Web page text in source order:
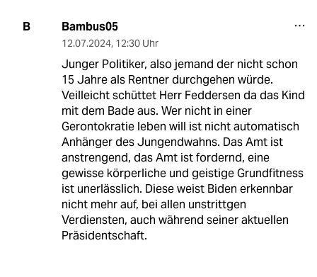
B Bambus05
12.07.2024, 12:30 Uhr
Junger Politiker, also jemand der nicht schon
15 Jahre als Rentner durchgehen würde.
Veilleicht schüttet Herr Feddersen da das Kind
mit dem Bade aus. Wer nicht in einer
Gerontokratie leben will ist nicht automatisch
Anhänger des Jungendwahns. Das Amt ist
anstrengend, das Amt ist fordernd, eine
gewisse körperliche und geistige Grundfitness
ist unerlässlich. Diese weist Biden erkennbar
nicht mehr auf, bei allen unstrittgen
Verdiensten, auch während seiner aktuellen
Präsidentschaft.